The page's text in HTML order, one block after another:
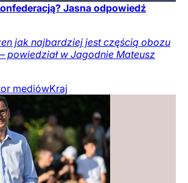
Jasna odpowiedź
jak najbardziej jest częścią obozu
powiedział w Jagodnie Mateusz
mediówKraj